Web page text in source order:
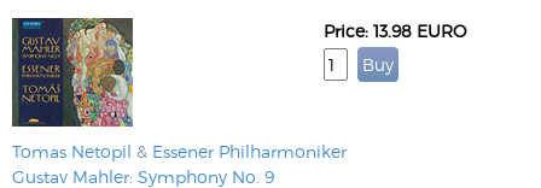
Tomas Netopil & Essener Philharmoniker
Gustav Mahler: Symphony No. 9
Price: 13.98 EURO